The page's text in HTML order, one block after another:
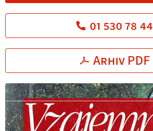
01 530 78 44
Arhiv PDF